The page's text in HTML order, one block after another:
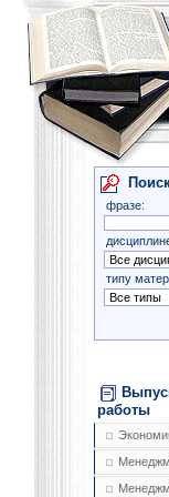
фразе:
типу
работы